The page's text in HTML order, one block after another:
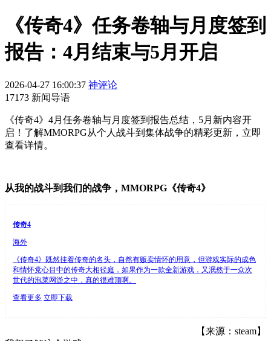
《传奇4》任务卷轴与月度签到
报告：4月结束与5月开启
2026-04-27 16:00:37 神评论
17173 新闻导语
《传奇4》4月任务卷轴与月度签到报告总结，5月新内容开
启！了解MMORPG从个人战斗到集体战争的精彩更新，立即
查看详情。
从我的战斗到我们的战争，MMORPG《传奇4》
传奇4
海外
《传奇4》既然挂着传奇的名头，自然有贩卖情怀的用意，但游戏实际的成色
和情怀党心目中的传奇大相径庭，如果作为一款全新游戏，又泯然于一众次
世代的泡菜网游之中，真的很难顶啊。
查看更多 立即下载
【来源：steam】